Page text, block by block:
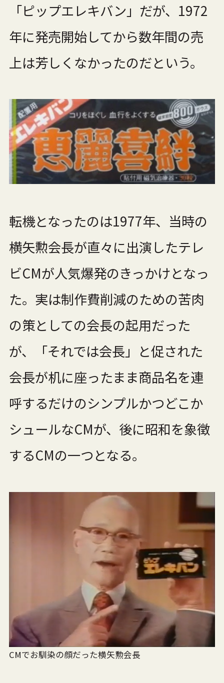
「ピップエレキバン」だが、1972
年に発売開始してから数年間の売
上は芳しくなかったのだという。
転機となったのは1977年、当時の
横矢勲会長が直々に出演したテレ
ビCMが人気爆発のきっかけとなっ
た。実は制作費削減のための苦肉
の策としての会長の起用だった
が、「それでは会長」と促された
会長が机に座ったまま商品名を連
呼するだけのシンプルかつどこか
シュールなCMが、後に昭和を象徴
するCMの一つとなる。
CMでお馴染の顔だった横矢勲会長